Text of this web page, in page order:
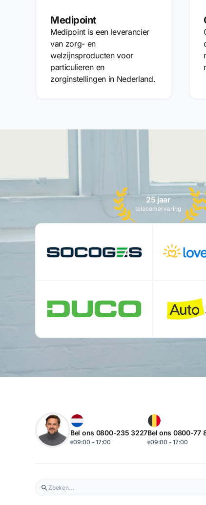
Medipoint
Medipoint is een leverancier
van zorg- en
welzijnsproducten voor
particulieren en
zorginstellingen in Nederland.
25 jaar
telecomervaring
Bel ons 0800-235 3227
09:00 - 17:00
Bel ons 0800-77
09:00 - 17:00